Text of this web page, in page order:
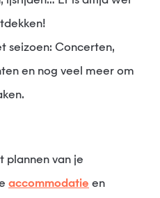
seizoen: Concerten,
en nog veel meer om
accommodatie en